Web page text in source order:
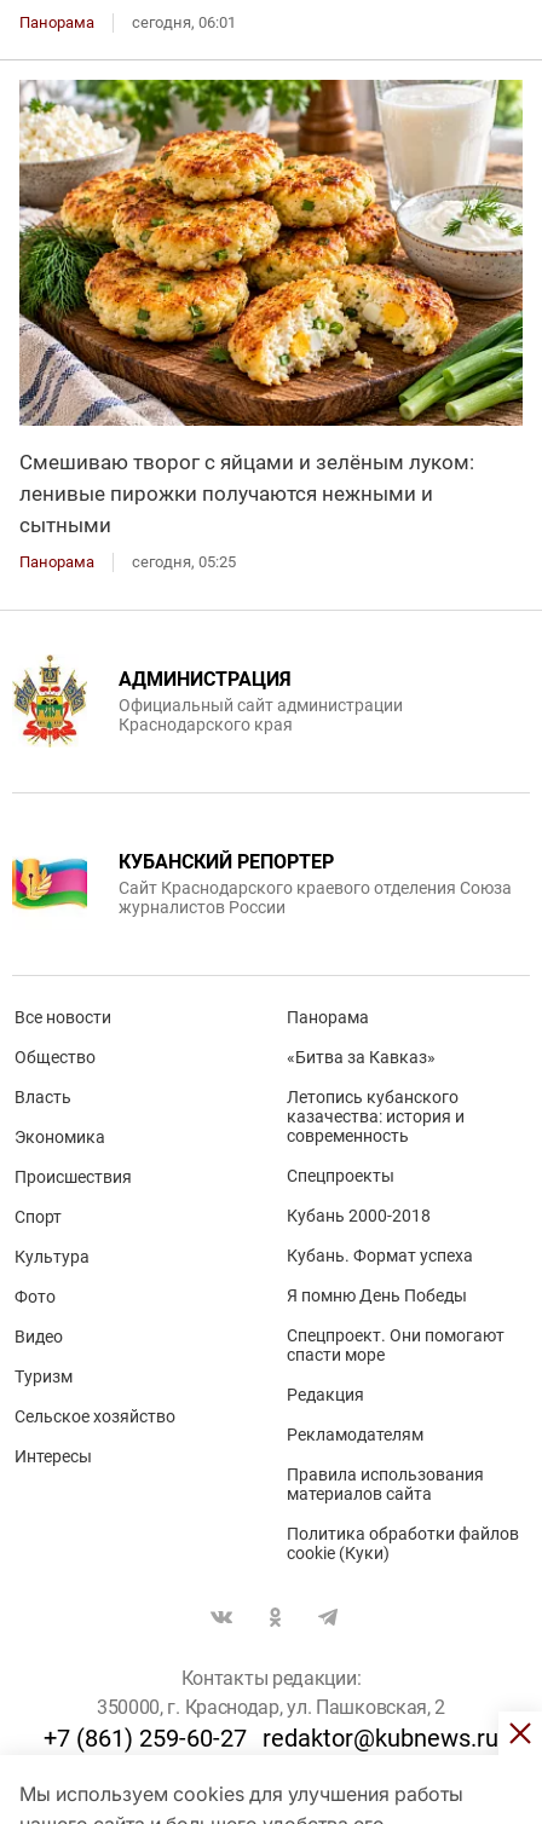
Панорама сегодня, 06:01
Смешиваю творог с яйцами и зелёным луком:
ленивые пирожки получаются нежными и
сытными
Панорама сегодня, 05:25
Мы используем cookies для улучшения работы
АДМИНИСТРАЦИЯ
Официальный сайт администрации
Краснодарского края
КУБАНСКИЙ РЕПОРТЕР
Сайт Краснодарского краевого отделения Союза
журналистов России
Все новости
Общество
Власть
Экономика
Происшествия
Спорт
Культура
Фото
Видео
Туризм
Сельское хозяйство
Интересы
Панорама
«Битва за Кавказ»
Летопись кубанского
казачества: история и
современность
Спецпроекты
Кубань 2000-2018
Кубань. Формат успеха
Я помню День Победы
Спецпроект. Они помогают
спасти море
Редакция
Рекламодателям
Правила использования
материалов сайта
Политика обработки файлов
cookie (Куки)
Контакты редакции:
350000, г. Краснодар, ул. Пашковская, 2
+7 (861) 259-60-27 redaktor@kubnews.ru
Для пользователей старше 16 лет